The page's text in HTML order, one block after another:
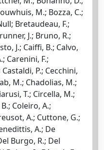
M.; Bozza, C.;
Bretaudeau, F.;
J.; Bruno, R.;
J.; Caiffi, B.; Calvo,
Carenini, F.;
P.; Cecchini,
M.; Chadolias, M.;
T.; Circella, M.;
Coleiro, A.;
A.; Cuttone, G.;
A.; De
Burgo, R.; Del